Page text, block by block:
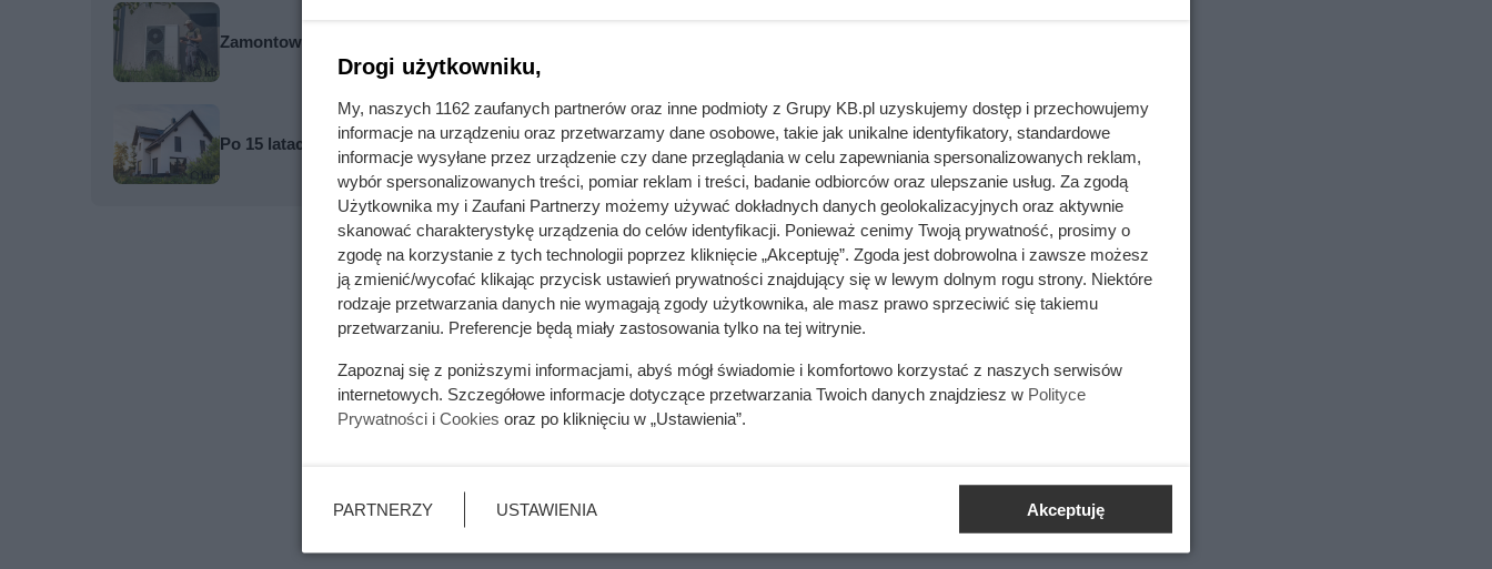
Zamontowali pompę bez audytu. Pierwsze rachunki były brutalnym zaskoczeniem
Po 15 latach zdjęli fragment elewacji. To, co zastali pod styropianem, zaskoczyło nawet wykonawcę
Drogi użytkowniku,
My, naszych 1162 zaufanych partnerów oraz inne podmioty z Grupy KB.pl uzyskujemy dostęp i przechowujemy
informacje na urządzeniu oraz przetwarzamy dane osobowe, takie jak unikalne identyfikatory, standardowe
informacje wysyłane przez urządzenie czy dane przeglądania w celu zapewniania spersonalizowanych reklam,
wybór spersonalizowanych treści, pomiar reklam i treści, badanie odbiorców oraz ulepszanie usług. Za zgodą
Użytkownika my i Zaufani Partnerzy możemy używać dokładnych danych geolokalizacyjnych oraz aktywnie
skanować charakterystykę urządzenia do celów identyfikacji. Ponieważ cenimy Twoją prywatność, prosimy o
zgodę na korzystanie z tych technologii poprzez kliknięcie „Akceptuję”. Zgoda jest dobrowolna i zawsze możesz
ją zmienić/wycofać klikając przycisk ustawień prywatności znajdujący się w lewym dolnym rogu strony. Niektóre
rodzaje przetwarzania danych nie wymagają zgody użytkownika, ale masz prawo sprzeciwić się takiemu
przetwarzaniu. Preferencje będą miały zastosowania tylko na tej witrynie.
Zapoznaj się z poniższymi informacjami, abyś mógł świadomie i komfortowo korzystać z naszych serwisów
internetowych. Szczegółowe informacje dotyczące przetwarzania Twoich danych znajdziesz w Polityce
Prywatności i Cookies oraz po kliknięciu w „Ustawienia”.
PARTNERZY USTAWIENIA Akceptuję